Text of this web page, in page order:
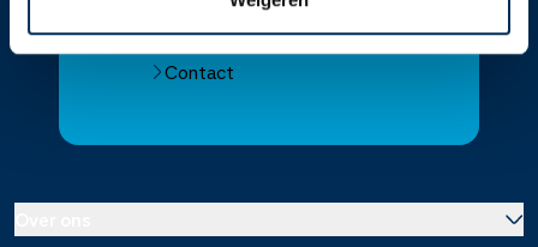
Alle Service Apotheken
Contact